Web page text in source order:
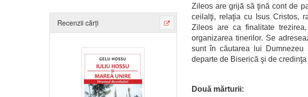
Recenzii cărți
Zileos are grijă să ţină cont de
ceilalţi, relaţia cu Isus Cristos,
Zileos are ca finalitate
organizarea tinerilor. Se
sunt în căutarea lui
departe de Biserică şi de credinţa
Două mărturii: